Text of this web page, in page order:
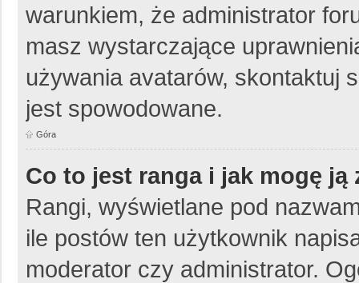
warunkiem, że administrator
masz wystarczające
używania avatarów, skontaktuj
jest spowodowane.
Góra
Co to jest ranga i jak mogę ją
Rangi, wyświetlane pod
ile postów ten użytkownik
moderator czy administrator.